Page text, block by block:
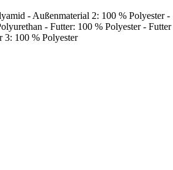
- Außenmaterial 2: 100 % Polyester -
- Futter: 100 % Polyester - Futter
3: 100 % Polyester